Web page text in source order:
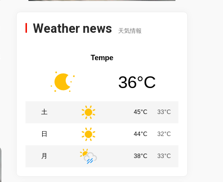
Weather news 天気情報
Tempe
36°C
土 45°C 33°C
日 44°C 32°C
月 38°C 33°C